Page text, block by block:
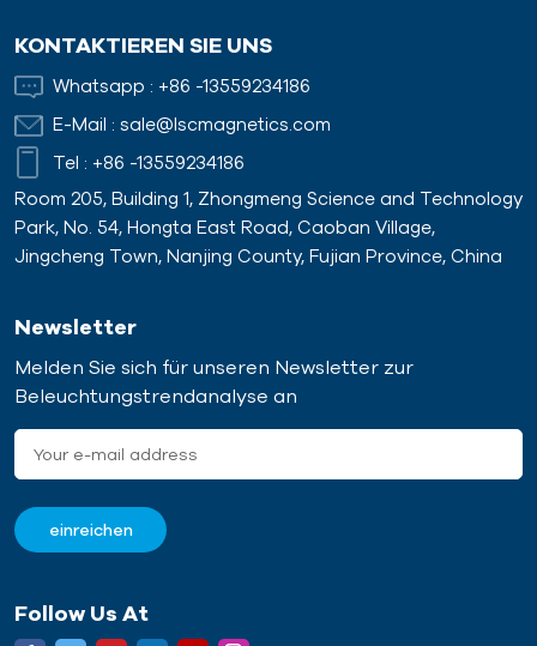
KONTAKTIEREN SIE UNS
Whatsapp : +86 -13559234186
E-Mail : sale@lscmagnetics.com
Tel : +86 -13559234186
Room 205, Building 1, Zhongmeng Science and Technology
Park, No. 54, Hongta East Road, Caoban Village,
Jingcheng Town, Nanjing County, Fujian Province, China
Newsletter
Melden Sie sich für unseren Newsletter zur
Beleuchtungstrendanalyse an
Follow Us At